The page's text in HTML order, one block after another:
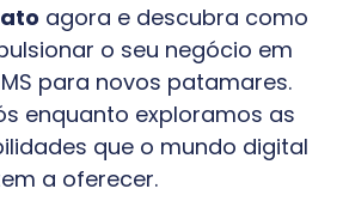
agora e descubra como
o seu negócio em
para novos patamares.
enquanto exploramos as
que o mundo digital
a oferecer.